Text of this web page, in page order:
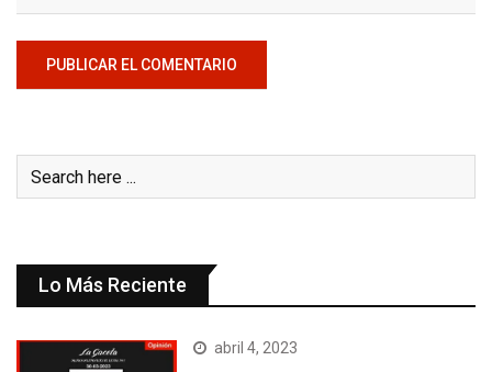
Lo Más Reciente
abril 4, 2023